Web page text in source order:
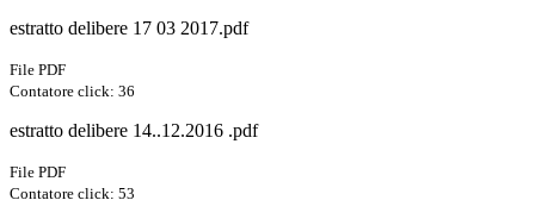
estratto delibere 17 03 2017.pdf
File PDF
Contatore click: 36
estratto delibere 14..12.2016 .pdf
File PDF
Contatore click: 53